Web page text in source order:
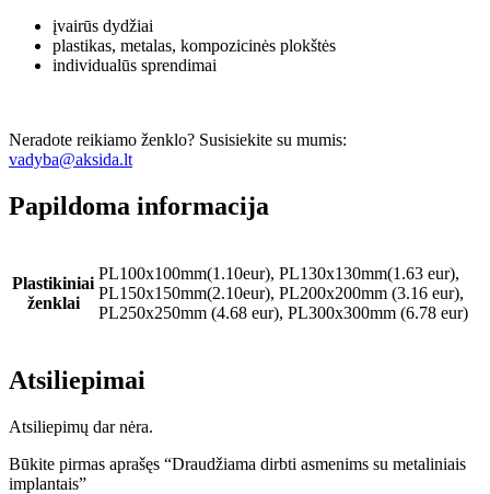
įvairūs dydžiai
plastikas, metalas, kompozicinės plokštės
individualūs sprendimai
Neradote reikiamo ženklo? Susisiekite su mumis:
vadyba@aksida.lt
Papildoma informacija
Plastikiniai
ženklai
PL100x100mm(1.10eur), PL130x130mm(1.63 eur),
PL150x150mm(2.10eur), PL200x200mm (3.16 eur),
PL250x250mm (4.68 eur), PL300x300mm (6.78 eur)
Atsiliepimai
Atsiliepimų dar nėra.
Būkite pirmas aprašęs “Draudžiama dirbti asmenims su metaliniais
implantais”